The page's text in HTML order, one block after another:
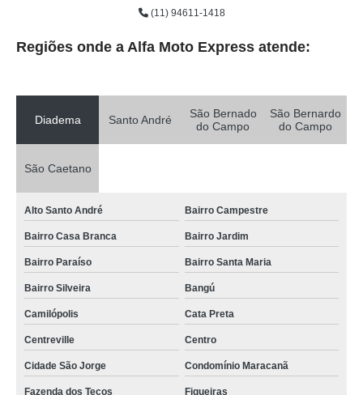
(11) 94611-1418
Regiões onde a Alfa Moto Express atende:
Diadema Santo André
São Bernado
do Campo
São Bernardo
do Campo
São Caetano
Alto Santo André Bairro Campestre
Bairro Casa Branca Bairro Jardim
Bairro Paraíso Bairro Santa Maria
Bairro Silveira Bangú
Camilópolis Cata Preta
Centreville Centro
Cidade São Jorge Condomínio Maracanã
Fazenda dos Tecos Figueiras